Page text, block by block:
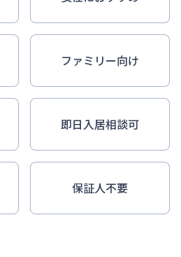
ファミリー向け
即日入居相談可
保証人不要